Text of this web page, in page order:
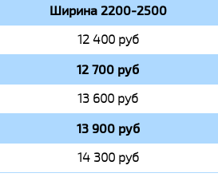
Ширина 2200-2500
12 400 руб
12 700 руб
13 600 руб
13 900 руб
14 300 руб